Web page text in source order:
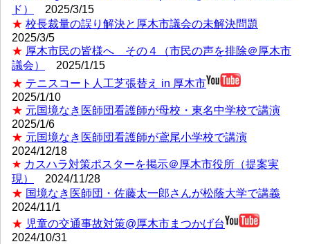
ド）
2025/3/15
★ 校長裁量の誤り解決と厚木市議会の未解決問題
2025/3/5
★ 厚木市民の皆様へ その４（市民の声を排除＠厚木市
議会）
2025/1/15
★ テニスコート人工芝張替え in 厚木市
2025/1/10
★ 元国境なき医師団看護師が母校・東名中学校で講演
2025/1/6
★ 元国境なき医師団看護師が鳶尾小学校で講演
2024/12/18
★ カスハラ対策ポスターを掲示＠厚木市役所（提案実
現）
2024/11/28
★ 国境なき医師団・佐藤太一郎さんが松蔭大学で講義
2024/11/1
★ 児童の交通事故対策@厚木市まつかげ台
2024/10/31